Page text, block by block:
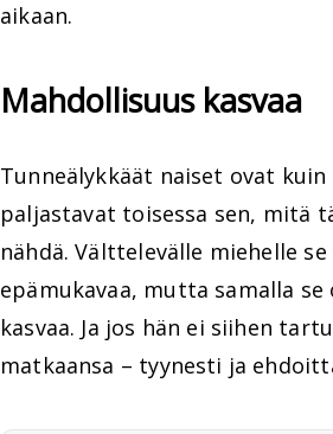
aikaan.
Mahdollisuus kasvaa
Tunneälykkäät naiset ovat kuin
paljastavat toisessa sen, mitä
nähdä. Välttelevälle miehelle
epämukavaa, mutta samalla
kasvaa. Ja jos hän ei siihen
matkaansa – tyynesti ja